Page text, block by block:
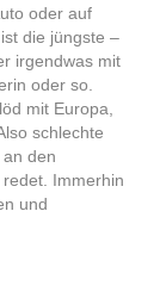
oder auf
die jüngste –
irgendwas mit
oder so.
mit Europa,
schlechte
den
Immerhin
und